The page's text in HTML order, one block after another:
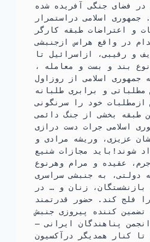
b
o
o
k
t
a
r
n
t
p
فضای جنگی آفریده شده
اسلامی دراستمرار
و اعتراضات طبقه كارگر
در واقع هراس ازجنبشی
و رقیبی، ازاسرائیل تا
بند و بست و معامله ،
اسلامی از روزاول
و برابری طلبانه
خود را سرنگونی
طبقه بخشی از جنگ دائمی
اسلامی جرات دست درازی
عزیزی، وریشه مرادی و
شوند!باید مجازات شنیع
عقیده و مرام وهرنوع
دولتی، به جنبشی سراسری
زنان و … در
فلج کند. حضور قدرتمند
کننده پیروزی جنبش
پناهندگان ایرانی –
کنار همدیگر درآکسیون